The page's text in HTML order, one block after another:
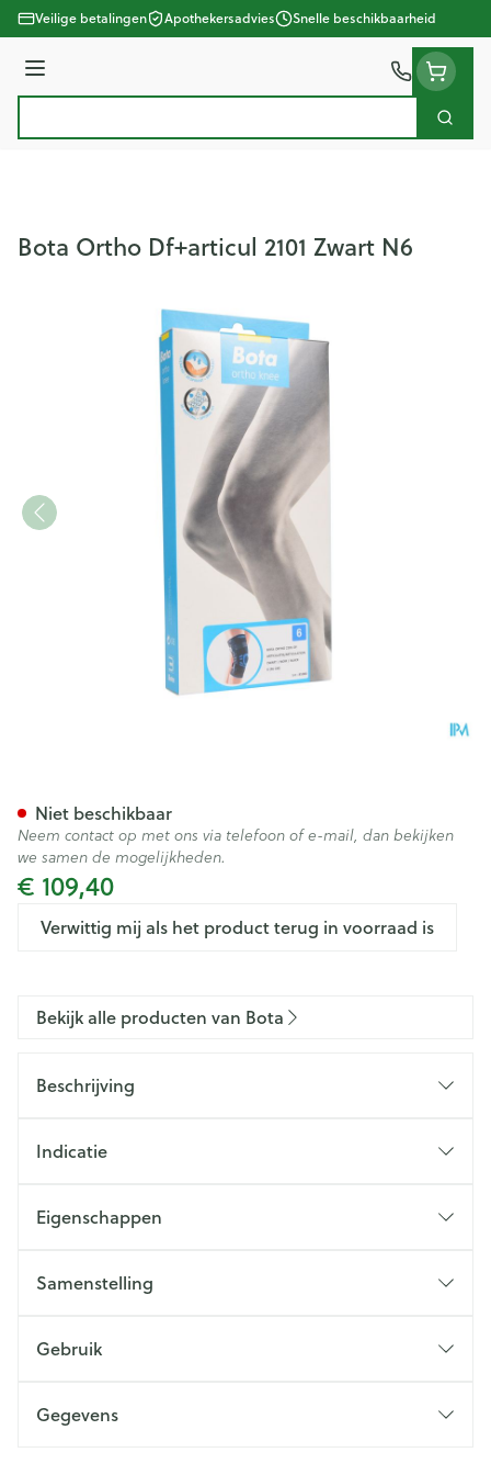
Ga naar de inhoud
Veilige betalingen Apothekersadvies Snelle beschikbaarheid
Menu
Zoek
Bota Ortho Df+articul 2101 Zwart N6
€ 109,40
Verwittig mij als het product terug in voorraad is
Niet beschikbaar
Neem contact op met ons via telefoon of e-mail, dan bekijken
we samen de mogelijkheden.
Bekijk alle producten van Bota
Beschrijving
Indicatie
Eigenschappen
Samenstelling
Gebruik
Gegevens